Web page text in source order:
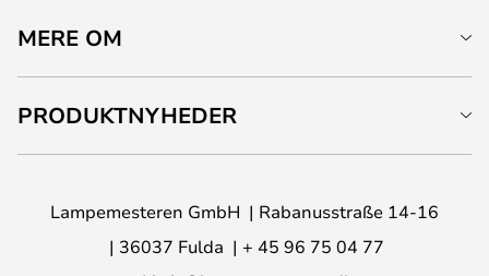
MERE OM
PRODUKTNYHEDER
Lampemesteren GmbH
Rabanusstraße 14-16
36037 Fulda
+ 45 96 75 04 77